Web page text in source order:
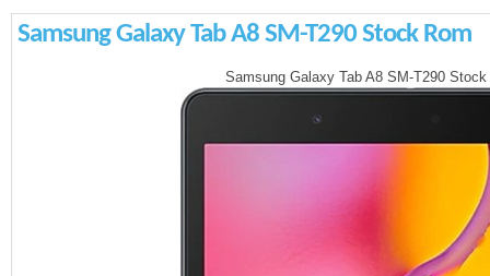
Samsung Galaxy Tab A8 SM-T290 Stock Rom
Samsung Galaxy Tab A8 SM-T290 Stock